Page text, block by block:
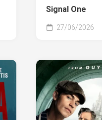
Signal One
27/06/2026